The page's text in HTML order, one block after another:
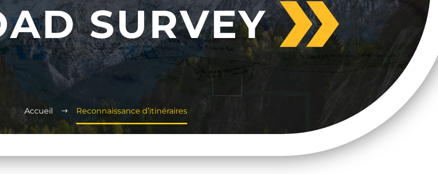
SURVEY
Accueil Reconnaissance d’itinéraires